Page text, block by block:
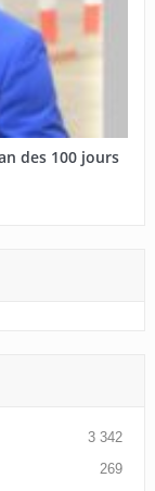
des 100 jours
3 342
269